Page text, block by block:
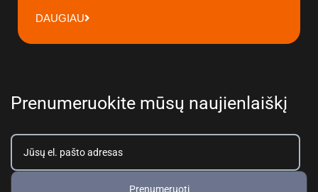
DAUGIAU
Prenumeruokite mūsų naujienlaiškį
Prenumeruoti